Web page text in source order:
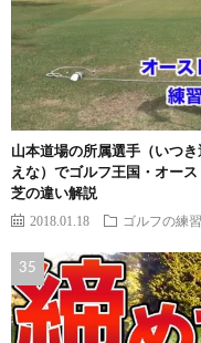
山本道場の所属選手（いつ
えな）でゴルフ王国・オー
芝の違い解説
2018.01.18 ゴルフの練